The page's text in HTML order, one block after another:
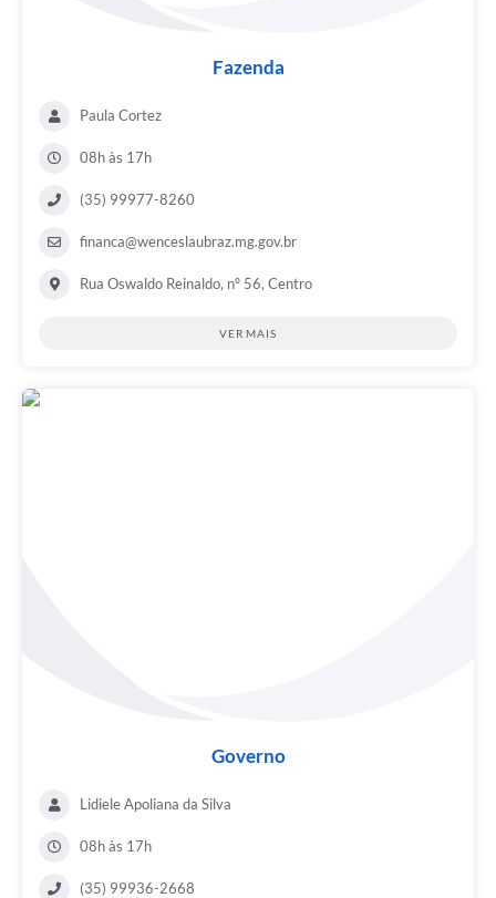
Fazenda
Paula Cortez
08h às 17h
(35) 99977-8260
financa@wenceslaubraz.mg.gov.br
Rua Oswaldo Reinaldo, nº 56, Centro
VER MAIS
Governo
Lidiele Apoliana da Silva
08h às 17h
(35) 99936-2668